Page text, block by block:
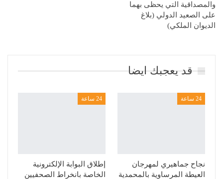
والمصداقية التي يحظى بهما
على الصعيد الدولي (بلاغ
الديوان الملكي)
قد يعجبك ايضا
24 ساعة
نجاح جماهيري لمهرجان
العيطة المرساوية بالمحمدية
24 ساعة
إطلاق البوابة الإلكترونية
الخاصة بانخراط الصحفيين